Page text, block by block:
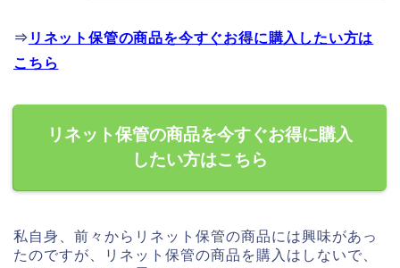
⇒ リネット保管の商品を今すぐお得に購入したい方は
こちら
リネット保管の商品を今すぐお得に購入
したい方はこちら
私自身、前々からリネット保管の商品には興味があっ
たのですが、リネット保管の商品を購入はしないで、